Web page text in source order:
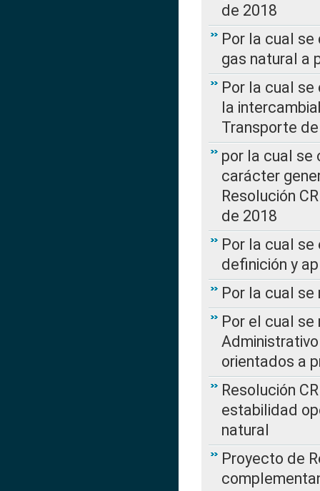
de 2018
Por la cual
gas natural a
Por la cual
la
Transporte
por la cual se
carácter
Resolución
de 2018
Por la cual
definición y
Por la cual
Por el cual
orientados a
Resolución
estabilidad
natural
Proyecto de